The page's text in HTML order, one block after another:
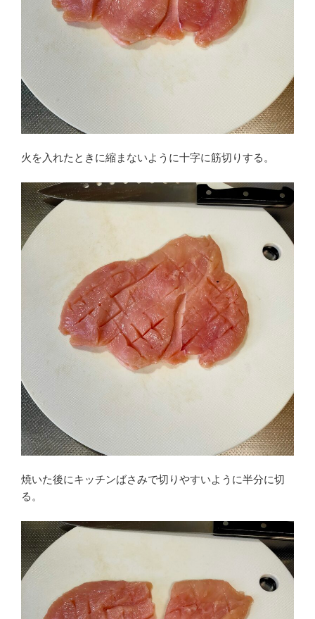
火を入れたときに縮まないように十字に筋切りする。
焼いた後にキッチンばさみで切りやすいように半分に切
る。